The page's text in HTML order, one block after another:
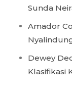
Sunda
Amador
Dewey
Klasifikasi